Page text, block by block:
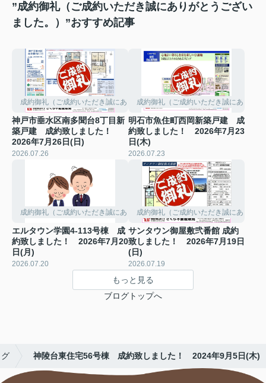
”成約御礼（ご成約いただき誠にありがとうござい
ました。）”おすすめ記事
成約御礼（ご成約いただき誠にありがとうございました。）
神戸市垂水区南多聞台8丁目新
築戸建 成約致しました！
2026年7月26日(日)
2026.07.26
成約御礼（ご成約いただき誠にありが
明石市魚住町西岡新築戸建 成
約致しました！ 2026年7月23
日(木)
2026.07.23
成約御礼（ご成約いただき誠にありがとうございました。）
エルタウン学園4-113号棟 成
約致しました！ 2026年7月20
日(月)
2026.07.20
成約御礼（ご成約いただき誠にありが
サンタウン御屋敷弐番館 成約
致しました！ 2026年7月19日
(日)
2026.07.19
もっと見る
ブログトップへ
神陵台東住宅56号棟 成約致しました！ 2024年9月5日(木)